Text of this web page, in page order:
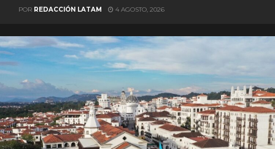
POR REDACCIÓN LATAM 4 AGOSTO, 2026